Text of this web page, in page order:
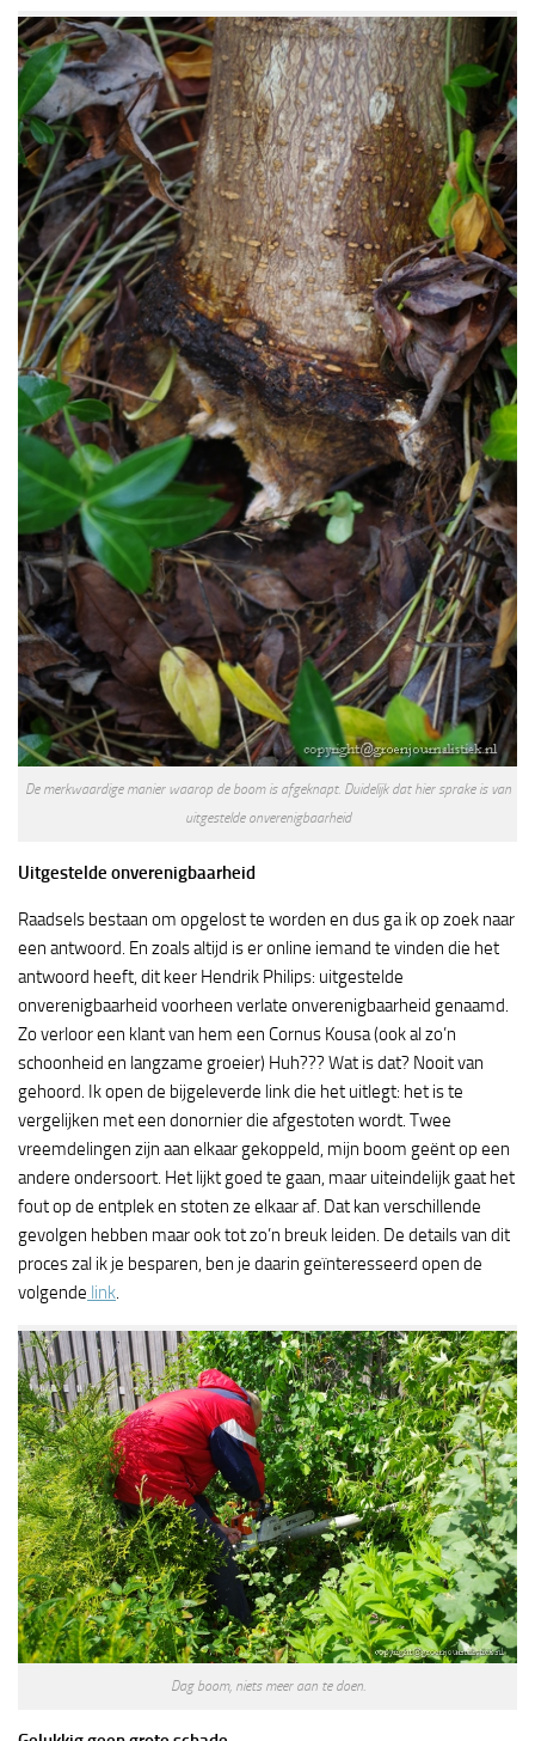
De merkwaardige manier waarop de boom is afgeknapt. Duidelijk dat hier sprake is van
uitgestelde onverenigbaarheid
Uitgestelde onverenigbaarheid
Raadsels bestaan om opgelost te worden en dus ga ik op zoek naar
een antwoord. En zoals altijd is er online iemand te vinden die het
antwoord heeft, dit keer Hendrik Philips: uitgestelde
onverenigbaarheid voorheen verlate onverenigbaarheid genaamd.
Zo verloor een klant van hem een Cornus Kousa (ook al zo’n
schoonheid en langzame groeier) Huh??? Wat is dat? Nooit van
gehoord. Ik open de bijgeleverde link die het uitlegt: het is te
vergelijken met een donornier die afgestoten wordt. Twee
vreemdelingen zijn aan elkaar gekoppeld, mijn boom geënt op een
andere ondersoort. Het lijkt goed te gaan, maar uiteindelijk gaat het
fout op de entplek en stoten ze elkaar af. Dat kan verschillende
gevolgen hebben maar ook tot zo’n breuk leiden. De details van dit
proces zal ik je besparen, ben je daarin geïnteresseerd open de
volgende link.
Dag boom, niets meer aan te doen.